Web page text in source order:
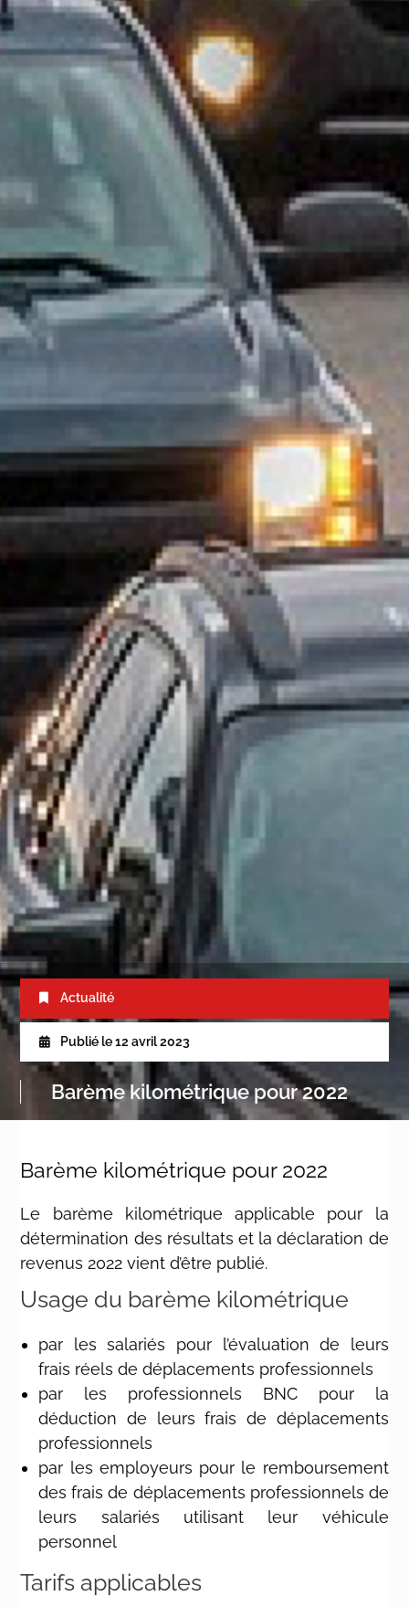
Actualité
Publié le 12 avril 2023
Barème kilométrique pour 2022
Barème kilométrique pour 2022
Le barème kilométrique applicable pour la
détermination des résultats et la déclaration de
revenus 2022 vient d’être publié.
Usage du barème kilométrique
par les salariés pour l’évaluation de leurs
frais réels de déplacements professionnels
par les professionnels BNC pour la
déduction de leurs frais de déplacements
professionnels
par les employeurs pour le remboursement
des frais de déplacements professionnels de
leurs salariés utilisant leur véhicule
personnel
Tarifs applicables